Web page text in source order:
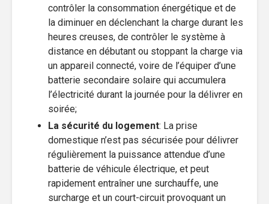
contrôler la consommation énergétique et de
la diminuer en déclenchant la charge durant les
heures creuses, de contrôler le système à
distance en débutant ou stoppant la charge via
un appareil connecté, voire de l’équiper d’une
batterie secondaire solaire qui accumulera
l’électricité durant la journée pour la délivrer en
soirée;
La sécurité du logement: La prise
domestique n’est pas sécurisée pour délivrer
régulièrement la puissance attendue d’une
batterie de véhicule électrique, et peut
rapidement entraîner une surchauffe, une
surcharge et un court-circuit provoquant un